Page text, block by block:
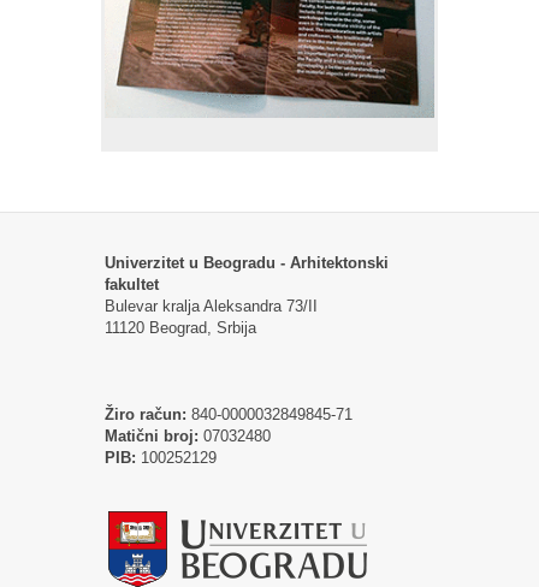
Univerzitet u Beogradu - Arhitektonski
fakultet
Bulevar kralja Aleksandra 73/II
11120 Beograd, Srbija
Žiro račun: 840-0000032849845-71
Matični broj: 07032480
PIB: 100252129